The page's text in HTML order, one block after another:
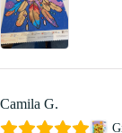
Camila G.